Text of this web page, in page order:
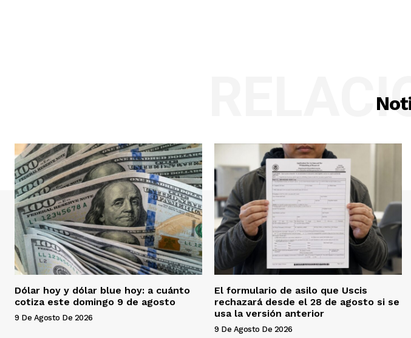
Dólar hoy y dólar blue hoy: a cuánto
cotiza este domingo 9 de agosto
9 De Agosto De 2026
El formulario de asilo que Uscis
rechazará desde el 28 de agosto si se
usa la versión anterior
9 De Agosto De 2026